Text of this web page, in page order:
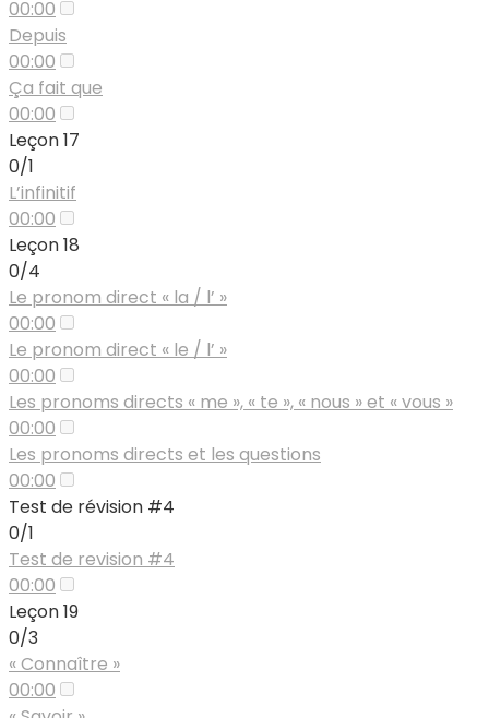
00:00
Depuis
00:00
Ça fait que
00:00
Leçon 17
0/1
L’infinitif
00:00
Leçon 18
0/4
Le pronom direct « la / l’ »
00:00
Le pronom direct « le / l’ »
00:00
Les pronoms directs « me », « te », « nous » et « vous »
00:00
Les pronoms directs et les questions
00:00
Test de révision #4
0/1
Test de revision #4
00:00
Leçon 19
0/3
« Connaître »
00:00